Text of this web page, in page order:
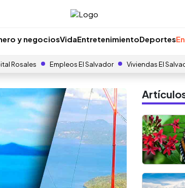
y negociosVidaEntretenimientoDeportes
Rosales Empleos El Salvador Viviendas El